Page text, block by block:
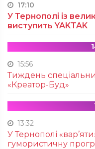
17:10
У Тернополі із
виступить YAKTAK
15:56
Тиждень
«Креатор-Буд»
13:32
У Тернополі
гумористичну